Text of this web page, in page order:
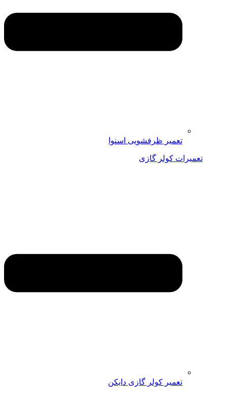
تعمیر ظرفشویی اسنوا
تعمیرات کولر گازی
تعمیر کولر گازی دایکن